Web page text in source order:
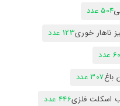
504 عدد
ناهار خوری123 عدد
باغ307 عدد
اسکلت فلزی446 عدد